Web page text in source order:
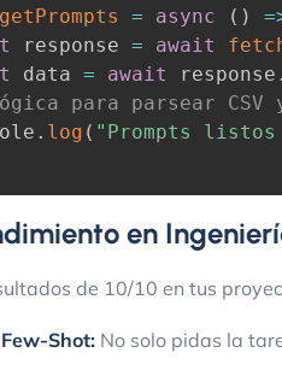
getPrompts = async ( )
response = await
data = await response .
para parsear
. log ( "Prompts listos
en
de 10/10 en tus
Shot: No solo pidas la